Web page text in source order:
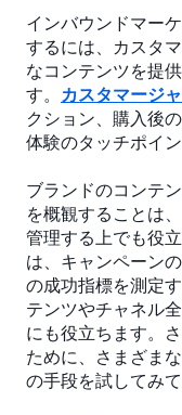
インバウンドマー
するには、カスタ
なコンテンツを提
す。 カスタマージ
クション、購入後
体験のタッチポイ
ブランドのコンテ
を概観することは
管理する上でも役
は、キャンペーン
の成功指標を測定
テンツやチャネル
にも役立ちます。
ために、さまざま
の手段を試してみて